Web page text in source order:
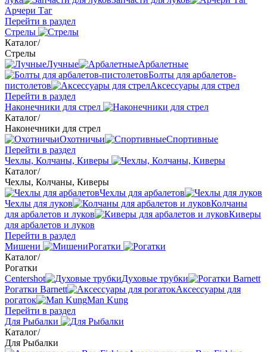
Арчери Таг
Перейти в раздел
Стрелы
Каталог/
Стрелы
Лучные
Арбалетные
Болты для арбалетов-
пистолетов
Аксессуары для стрел
Перейти в раздел
Наконечники для стрел
Каталог/
Наконечники для стрел
Охотничьи
Спортивные
Перейти в раздел
Чехлы, Колчаны, Киверы
Каталог/
Чехлы, Колчаны, Киверы
Чехлы для арбалетов
Чехлы для луков
Колчаны
для арбалетов и луков
Киверы
для арбалетов и луков
Перейти в раздел
Мишени
Рогатки
Каталог/
Рогатки
Centershot
Духовые трубки
Рогатки Barnett
Аксессуары для
рогаток
Man Kung
Перейти в раздел
Для Рыбалки
Каталог/
Для Рыбалки